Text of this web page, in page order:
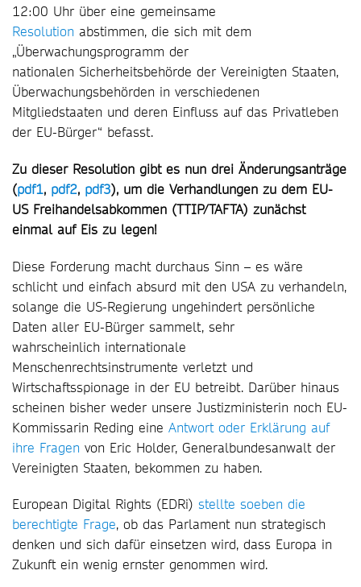
12:00 Uhr über eine gemeinsame
Resolution abstimmen, die sich mit dem
„Überwachungsprogramm der
nationalen Sicherheitsbehörde der Vereinigten Staaten,
Überwachungsbehörden in verschiedenen
Mitgliedstaaten und deren Einfluss auf das Privatleben
der EU-Bürger“ befasst.
Zu dieser Resolution gibt es nun drei Änderungsanträge
(pdf1, pdf2, pdf3), um die Verhandlungen zu dem EU-
US Freihandelsabkommen (TTIP/TAFTA) zunächst
einmal auf Eis zu legen!
Diese Forderung macht durchaus Sinn – es wäre
schlicht und einfach absurd mit den USA zu verhandeln,
solange die US-Regierung ungehindert persönliche
Daten aller EU-Bürger sammelt, sehr
wahrscheinlich internationale
Menschenrechtsinstrumente verletzt und
Wirtschaftsspionage in der EU betreibt. Darüber hinaus
scheinen bisher weder unsere Justizministerin noch EU-
Kommissarin Reding eine Antwort oder Erklärung auf
ihre Fragen von Eric Holder, Generalbundesanwalt der
Vereinigten Staaten, bekommen zu haben.
European Digital Rights (EDRi) stellte soeben die
berechtigte Frage, ob das Parlament nun strategisch
denken und sich dafür einsetzen wird, dass Europa in
Zukunft ein wenig ernster genommen wird.